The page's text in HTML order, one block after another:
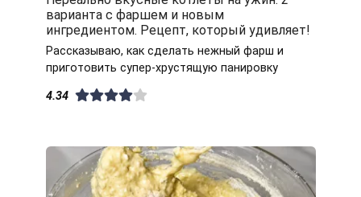
варианта с фаршем и новым
ингредиентом. Рецепт, который удивляет!
Рассказываю, как сделать нежный фарш и
приготовить супер-хрустящую панировку
4.34